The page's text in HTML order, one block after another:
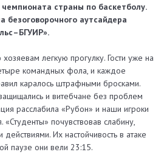
страны по баскетболу.
аутсайдера
легкую прогулку. Гости уже на
командных фола, и каждое
каралось штрафными бросками.
и витебчане без проблем
расслабила «Рубон» и наши игроки
«Студенты» почувствовав слабину,
Их настойчивость в атаке
паузе они вели 23:15.